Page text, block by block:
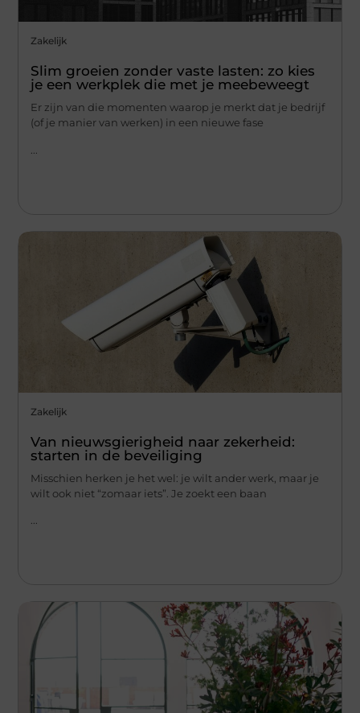
Zakelijk
Slim groeien zonder vaste lasten: zo kies
je een werkplek die met je meebeweegt
Er zijn van die momenten waarop je merkt dat je bedrijf
(of je manier van werken) in een nieuwe fase
Zakelijk
Van nieuwsgierigheid naar zekerheid:
starten in de beveiliging
Misschien herken je het wel: je wilt ander werk, maar je
wilt ook niet “zomaar iets”. Je zoekt een baan